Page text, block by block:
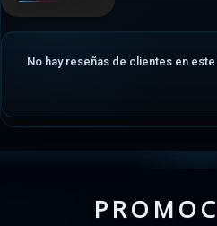
No hay reseñas de clientes en